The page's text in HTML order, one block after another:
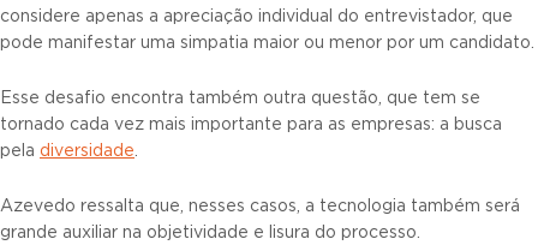
considere apenas a apreciação individual do entrevistador, que
pode manifestar uma simpatia maior ou menor por um candidato.
Esse desafio encontra também outra questão, que tem se
tornado cada vez mais importante para as empresas: a busca
pela diversidade
Azevedo ressalta que, nesses casos, a tecnologia também será
grande auxiliar na objetividade e lisura do processo.